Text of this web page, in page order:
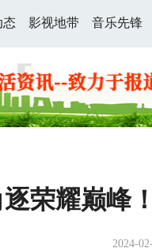
态 影视地带 音乐先锋
荣耀巅峰
2024-